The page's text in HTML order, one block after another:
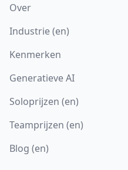
Over
Industrie (en)
Kenmerken
Generatieve AI
Soloprijzen (en)
Teamprijzen (en)
Blog (en)